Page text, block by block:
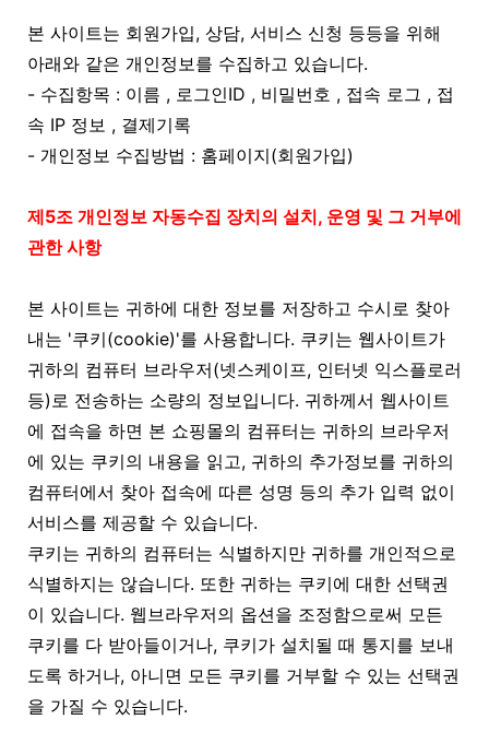
본 사이트는 회원가입, 상담, 서비스 신청 등등을 위해
아래와 같은 개인정보를 수집하고 있습니다.
- 수집항목 : 이름 , 로그인ID , 비밀번호 , 접속 로그 , 접
속 IP 정보 , 결제기록
- 개인정보 수집방법 : 홈페이지(회원가입)
제5조 개인정보 자동수집 장치의 설치, 운영 및 그 거부에
관한 사항
본 사이트는 귀하에 대한 정보를 저장하고 수시로 찾아
내는 '쿠키(cookie)'를 사용합니다. 쿠키는 웹사이트가
귀하의 컴퓨터 브라우저(넷스케이프, 인터넷 익스플로러
등)로 전송하는 소량의 정보입니다. 귀하께서 웹사이트
에 접속을 하면 본 쇼핑몰의 컴퓨터는 귀하의 브라우저
에 있는 쿠키의 내용을 읽고, 귀하의 추가정보를 귀하의
컴퓨터에서 찾아 접속에 따른 성명 등의 추가 입력 없이
서비스를 제공할 수 있습니다.
쿠키는 귀하의 컴퓨터는 식별하지만 귀하를 개인적으로
식별하지는 않습니다. 또한 귀하는 쿠키에 대한 선택권
이 있습니다. 웹브라우저의 옵션을 조정함으로써 모든
쿠키를 다 받아들이거나, 쿠키가 설치될 때 통지를 보내
도록 하거나, 아니면 모든 쿠키를 거부할 수 있는 선택권
을 가질 수 있습니다.